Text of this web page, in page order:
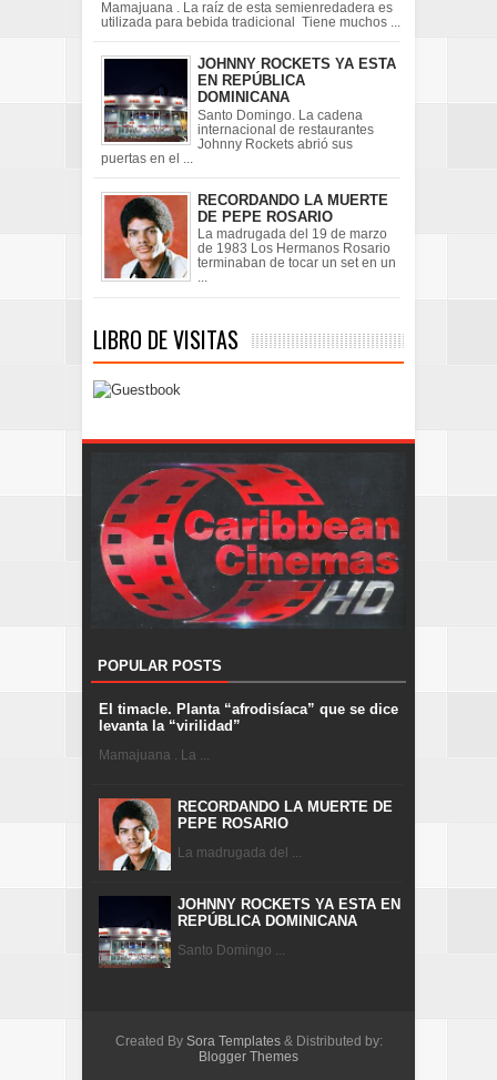
Mamajuana . La raíz de esta semienredadera es
utilizada para bebida tradicional Tiene muchos ...
JOHNNY ROCKETS YA ESTA
EN REPÚBLICA
DOMINICANA
Santo Domingo. La cadena
internacional de restaurantes
Johnny Rockets abrió sus
puertas en el ...
RECORDANDO LA MUERTE
DE PEPE ROSARIO
La madrugada del 19 de marzo
de 1983 Los Hermanos Rosario
terminaban de tocar un set en un
...
LIBRO DE VISITAS
POPULAR POSTS
El timacle. Planta “afrodisíaca” que se dice
levanta la “virilidad”
Mamajuana . La ...
RECORDANDO LA MUERTE DE
PEPE ROSARIO
La madrugada del ...
JOHNNY ROCKETS YA ESTA EN
REPÚBLICA DOMINICANA
Santo Domingo ...
Created By Sora Templates& Distributed by:
Blogger Themes